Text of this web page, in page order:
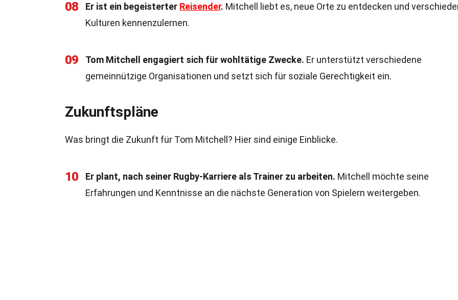
08 Er ist ein begeisterter Reisender. Mitchell liebt es, neue Orte zu entdecken und
Kulturen kennenzulernen.
09 Tom Mitchell engagiert sich für wohltätige Zwecke. Er unterstützt verschiedene
gemeinnützige Organisationen und setzt sich für soziale Gerechtigkeit ein.
Zukunftspläne
Was bringt die Zukunft für Tom Mitchell? Hier sind einige Einblicke.
10 Er plant, nach seiner Rugby-Karriere als Trainer zu arbeiten. Mitchell möchte seine
Erfahrungen und Kenntnisse an die nächste Generation von Spielern weitergeben.